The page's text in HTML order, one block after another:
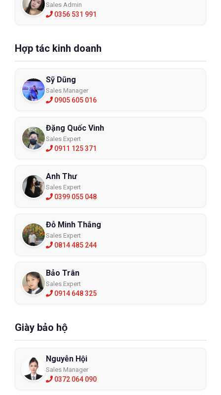
Sales Admin
0356 531 991
Hợp tác kinh doanh
Sỹ Dũng
Sales Manager
0905 605 016
Đặng Quốc Vinh
Sales Expert
0911 125 371
Anh Thư
Sales Expert
0399 055 048
Đỗ Minh Thắng
Sales Expert
0814 485 244
Bảo Trân
Sales Expert
0914 648 325
Giày bảo hộ
Nguyễn Hội
Sales Manager
0372 064 090